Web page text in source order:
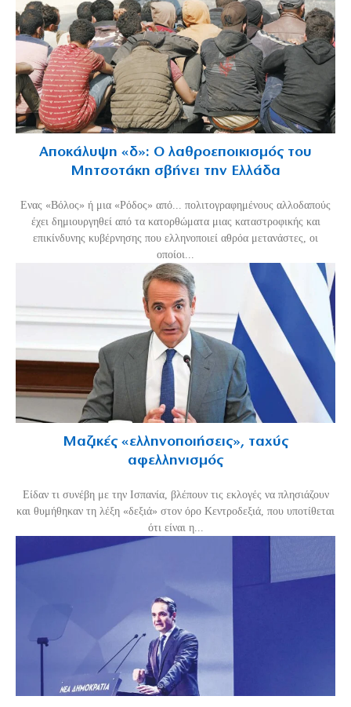
Αποκάλυψη «δ»: Ο λαθροεποικισμός του
Μητσοτάκη σβήνει την Ελλάδα
Ενας «Βόλος» ή μια «Ρόδος» από... πολιτογραφημένους αλλοδαπούς
έχει δημιουργηθεί από τα κατορθώματα μιας καταστροφικής και
επικίνδυνης κυβέρνησης που ελληνοποιεί αθρόα μετανάστες, οι
οποίοι...
Μαζικές «ελληνοποιήσεις», ταχύς
αφελληνισμός
Είδαν τι συνέβη με την Ισπανία, βλέπουν τις εκλογές να πλησιάζουν
και θυμήθηκαν τη λέξη «δεξιά» στον όρο Κεντροδεξιά, που υποτίθεται
ότι είναι η...